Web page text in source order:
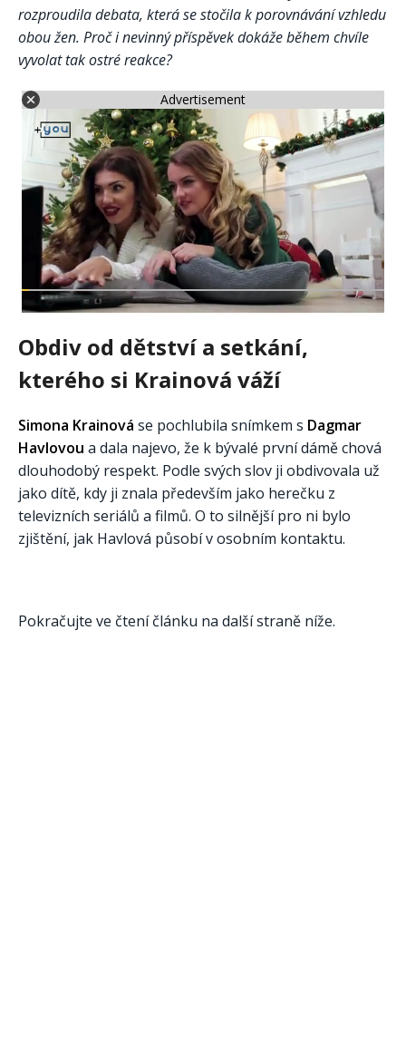
rozproudila debata, která se stočila k porovnávání vzhledu
obou žen. Proč i nevinný příspěvek dokáže během chvíle
vyvolat tak ostré reakce?
Advertisement
Obdiv od dětství a setkání,
kterého si Krainová váží
Simona Krainová se pochlubila snímkem s Dagmar
Havlovou a dala najevo, že k bývalé první dámě chová
dlouhodobý respekt. Podle svých slov ji obdivovala už
jako dítě, kdy ji znala především jako herečku z
televizních seriálů a filmů. O to silnější pro ni bylo
zjištění, jak Havlová působí v osobním kontaktu.
Pokračujte ve čtení článku na další straně níže.